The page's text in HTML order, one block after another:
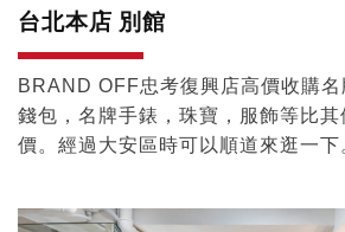
台北本店 別館
BRAND OFF忠考復興店高價收購
錢包，名牌手錶，珠寶，服飾等比
價。經過大安區時可以順道來逛一下